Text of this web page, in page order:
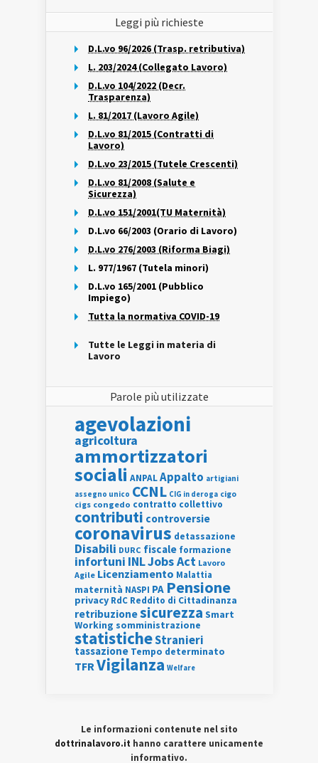
Leggi più richieste
D.L.vo 96/2026 (Trasp. retributiva)
L. 203/2024 (Collegato Lavoro)
D.L.vo 104/2022 (Decr.
Trasparenza)
L. 81/2017 (Lavoro Agile)
D.L.vo 81/2015 (Contratti di
Lavoro)
D.L.vo 23/2015 (Tutele Crescenti)
D.L.vo 81/2008 (Salute e
Sicurezza)
D.L.vo 151/2001(TU Maternità)
D.L.vo 66/2003 (Orario di Lavoro)
D.L.vo 276/2003 (Riforma Biagi)
L. 977/1967 (Tutela minori)
D.L.vo 165/2001 (Pubblico
Impiego)
Tutta la normativa COVID-19
Tutte le Leggi in materia di
Lavoro
Parole più utilizzate
agevolazioni
agricoltura
ammortizzatori
sociali ANPALAppalto artigiani
assegno unico CCNL CIG in deroga cigo
cigs congedo contratto collettivo
contributi controversie
coronavirus detassazione
Disabili DURC fiscale formazione
infortuni INLJobs Act Lavoro
Agile Licenziamento Malattia
maternità NASPI PA Pensione
privacy RdC Reddito di Cittadinanza
retribuzionesicurezza Smart
Working somministrazione
statisticheStranieri
tassazione Tempo determinato
TFRVigilanza Welfare
Le informazioni contenute nel sito
dottrinalavoro.it hanno carattere unicamente
informativo.